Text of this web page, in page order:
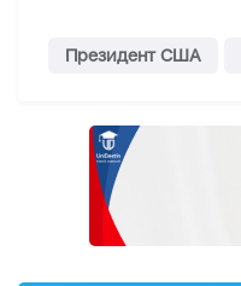
Президент США